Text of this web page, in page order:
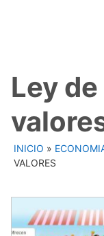
Ley
INICIO »
VALORES